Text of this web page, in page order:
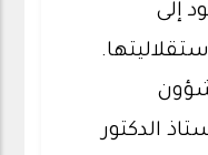
إلى
الدكتور